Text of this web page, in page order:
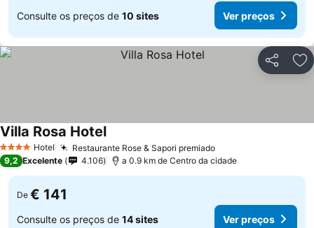
Consulte os preços de 10 sites Ver preços
Partilhar
4 EstrelasHotel Restaurante Rose & Sapori premiadoVer preços
Villa Rosa HotelVer preços
9,2 Excelente 4.106 a 0.9 km de Centro da cidade
De € 141
Consulte os preços de 14 sites Ver preços